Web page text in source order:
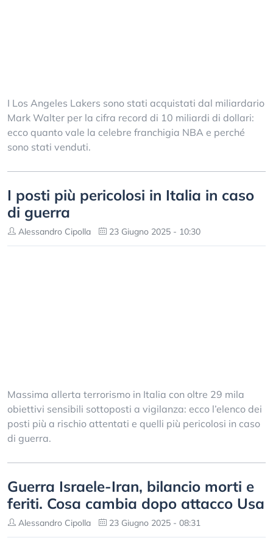
I Los Angeles Lakers sono stati acquistati dal miliardario
Mark Walter per la cifra record di 10 miliardi di dollari:
ecco quanto vale la celebre franchigia NBA e perché
sono stati venduti.
I posti più pericolosi in Italia in caso
di guerra
Alessandro Cipolla 23 Giugno 2025 - 10:30
Massima allerta terrorismo in Italia con oltre 29 mila
obiettivi sensibili sottoposti a vigilanza: ecco l’elenco dei
posti più a rischio attentati e quelli più pericolosi in caso
di guerra.
Guerra Israele-Iran, bilancio morti e
feriti. Cosa cambia dopo attacco Usa
Alessandro Cipolla 23 Giugno 2025 - 08:31